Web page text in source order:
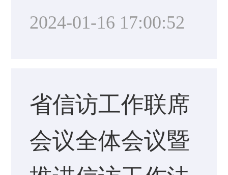
2024-01-16 17:00:52
省信访工作联席
会议全体会议暨